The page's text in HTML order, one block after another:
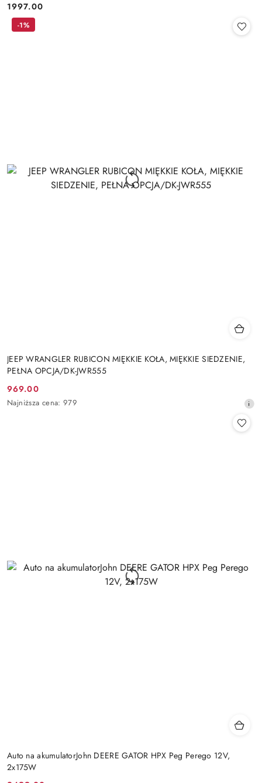
Cena:
1997.00
JEEP WRANGLER RUBICON MIĘKKIE KOŁA, MIĘKKIE SIEDZENIE,
PEŁNA OPCJA/DK-JWR555
Cena
promocyjna:
969.00
Najniższa
Najniższa cena: 979
-1%
Auto na akumulatorJohn DEERE GATOR HPX Peg Perego 12V,
2x175W